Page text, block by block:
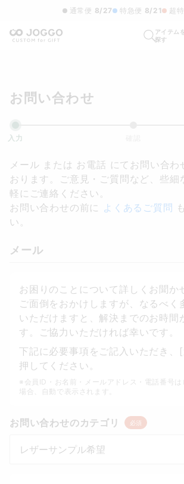
通常便 8/27 特急便 8/21 超
アイテム
探す
お問い合わせ
入力
メール または お電話 にてお問い合わ
おります。ご意見・ご質問など、些細
軽にご連絡ください。
お問い合わせの前に よくあるご質問
い。
メール
お困りのことについて詳しくお聞か
ご面倒をおかけしますが、なるべく
いただけますと、解決までのお時間
す。ご協力いただければ幸いです。
下記に必要事項をご記入いただき、
押してください。
※会員ID・お名前・メールアドレス・電話番号は
場合、自動で表示されます。
お問い合わせのカテゴリ 必須